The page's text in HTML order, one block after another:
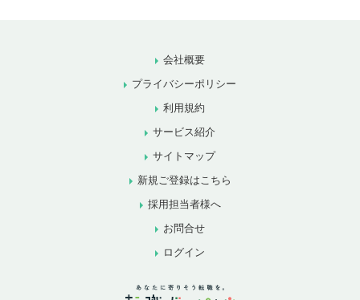
会社概要
プライバシーポリシー
利用規約
サービス紹介
サイトマップ
新規ご登録はこちら
採用担当者様へ
お問合せ
ログイン